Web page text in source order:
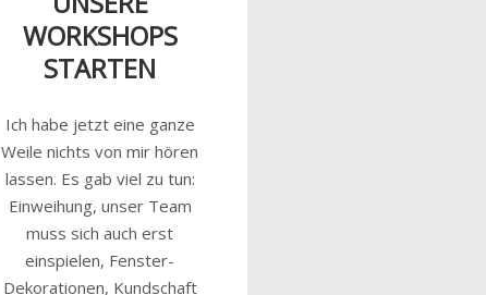
WORKSHOPS
STARTEN
Ich habe jetzt eine ganze
Weile nichts von mir hören
lassen. Es gab viel zu tun:
Einweihung, unser Team
muss sich auch erst
einspielen, Fenster-
Dekorationen, Kundschaft